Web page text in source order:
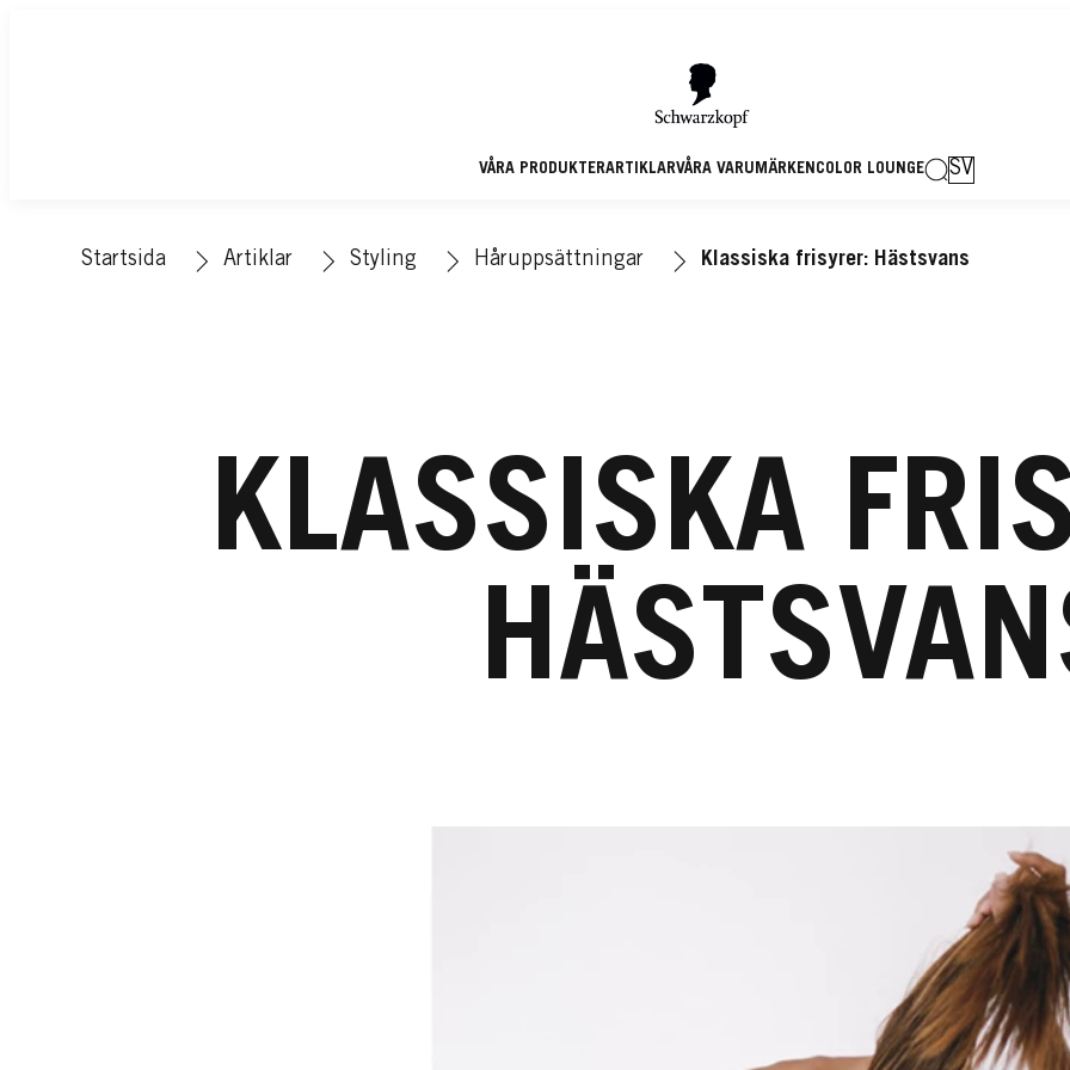
VÅRA PRODUKTERARTIKLARVÅRA VARUMÄRKENCOLOR LOUNGE SV
Startsida Artiklar Styling Håruppsättningar Klassiska frisyrer: Hästsvans
KLASSISKA